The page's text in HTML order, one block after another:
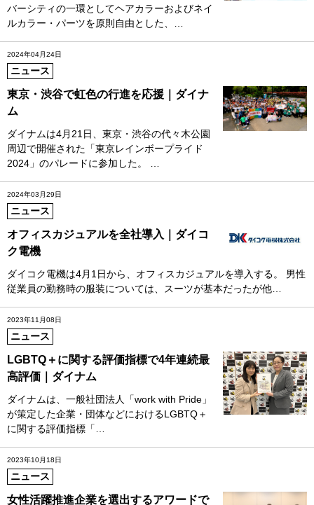
バーシティの一環としてヘアカラーおよびネイ
ルカラー・パーツを原則自由とした、…
2024年04月24日
ニュース
東京・渋谷で虹色の行進を応援｜ダイナ
ム
ダイナムは4月21日、東京・渋谷の代々木公園
周辺で開催された「東京レインボープライド
2024」のパレードに参加した。 …
2024年03月29日
ニュース
オフィスカジュアルを全社導入｜ダイコ
ク電機
ダイコク電機は4月1日から、オフィスカジュアルを導入する。 男性
従業員の勤務時の服装については、スーツが基本だったが他…
2023年11月08日
ニュース
LGBTQ＋に関する評価指標で4年連続最
高評価｜ダイナム
ダイナムは、一般社団法人「work with Pride」
が策定した企業・団体などにおけるLGBTQ＋
に関する評価指標「…
2023年10月18日
ニュース
女性活躍推進企業を選出するアワードで